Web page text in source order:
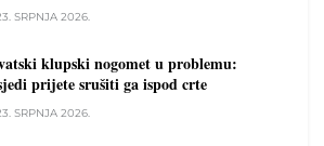
SRPNJA 2026.
klupski nogomet u problemu:
prijete srušiti ga ispod crte
SRPNJA 2026.